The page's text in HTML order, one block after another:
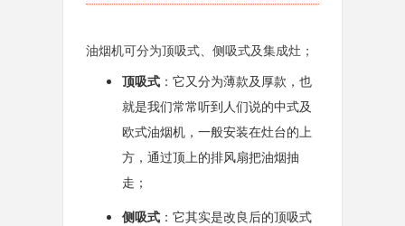
油烟机可分为顶吸式、侧吸式及集成灶；
顶吸式：它又分为薄款及厚款，也
就是我们常常听到人们说的中式及
欧式油烟机，一般安装在灶台的上
方，通过顶上的排风扇把油烟抽
走；
侧吸式：它其实是改良后的顶吸式